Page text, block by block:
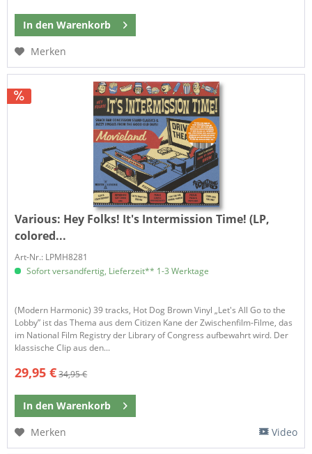
In den Warenkorb
Merken
Various: Hey Folks! It's Intermission Time! (LP,
colored...
Art-Nr.: LPMH8281
Sofort versandfertig, Lieferzeit** 1-3 Werktage
(Modern Harmonic) 39 tracks, Hot Dog Brown Vinyl „Let's All Go to the
Lobby” ist das Thema aus dem Citizen Kane der Zwischenfilm-Filme, das
im National Film Registry der Library of Congress aufbewahrt wird. Der
klassische Clip aus den...
29,95 €34,95 €
In den Warenkorb
Merken
Video